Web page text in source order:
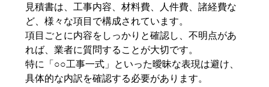
見積書は、工事内容、材料費、人件費、諸経費な
ど、様々な項目で構成されています。
項目ごとに内容をしっかりと確認し、不明点があ
れば、業者に質問することが大切です。
特に「○○工事一式」といった曖昧な表現は避け、
具体的な内訳を確認する必要があります。